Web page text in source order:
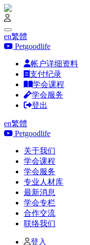
en繁體
Petgoodlife
帐户详细资料
支付纪录
学会课程
学会服务
登出
en繁體
Petgoodlife
关于我们
学会课程
学会服务
专业人材库
最新消息
学会专栏
合作交流
联络我们
登入